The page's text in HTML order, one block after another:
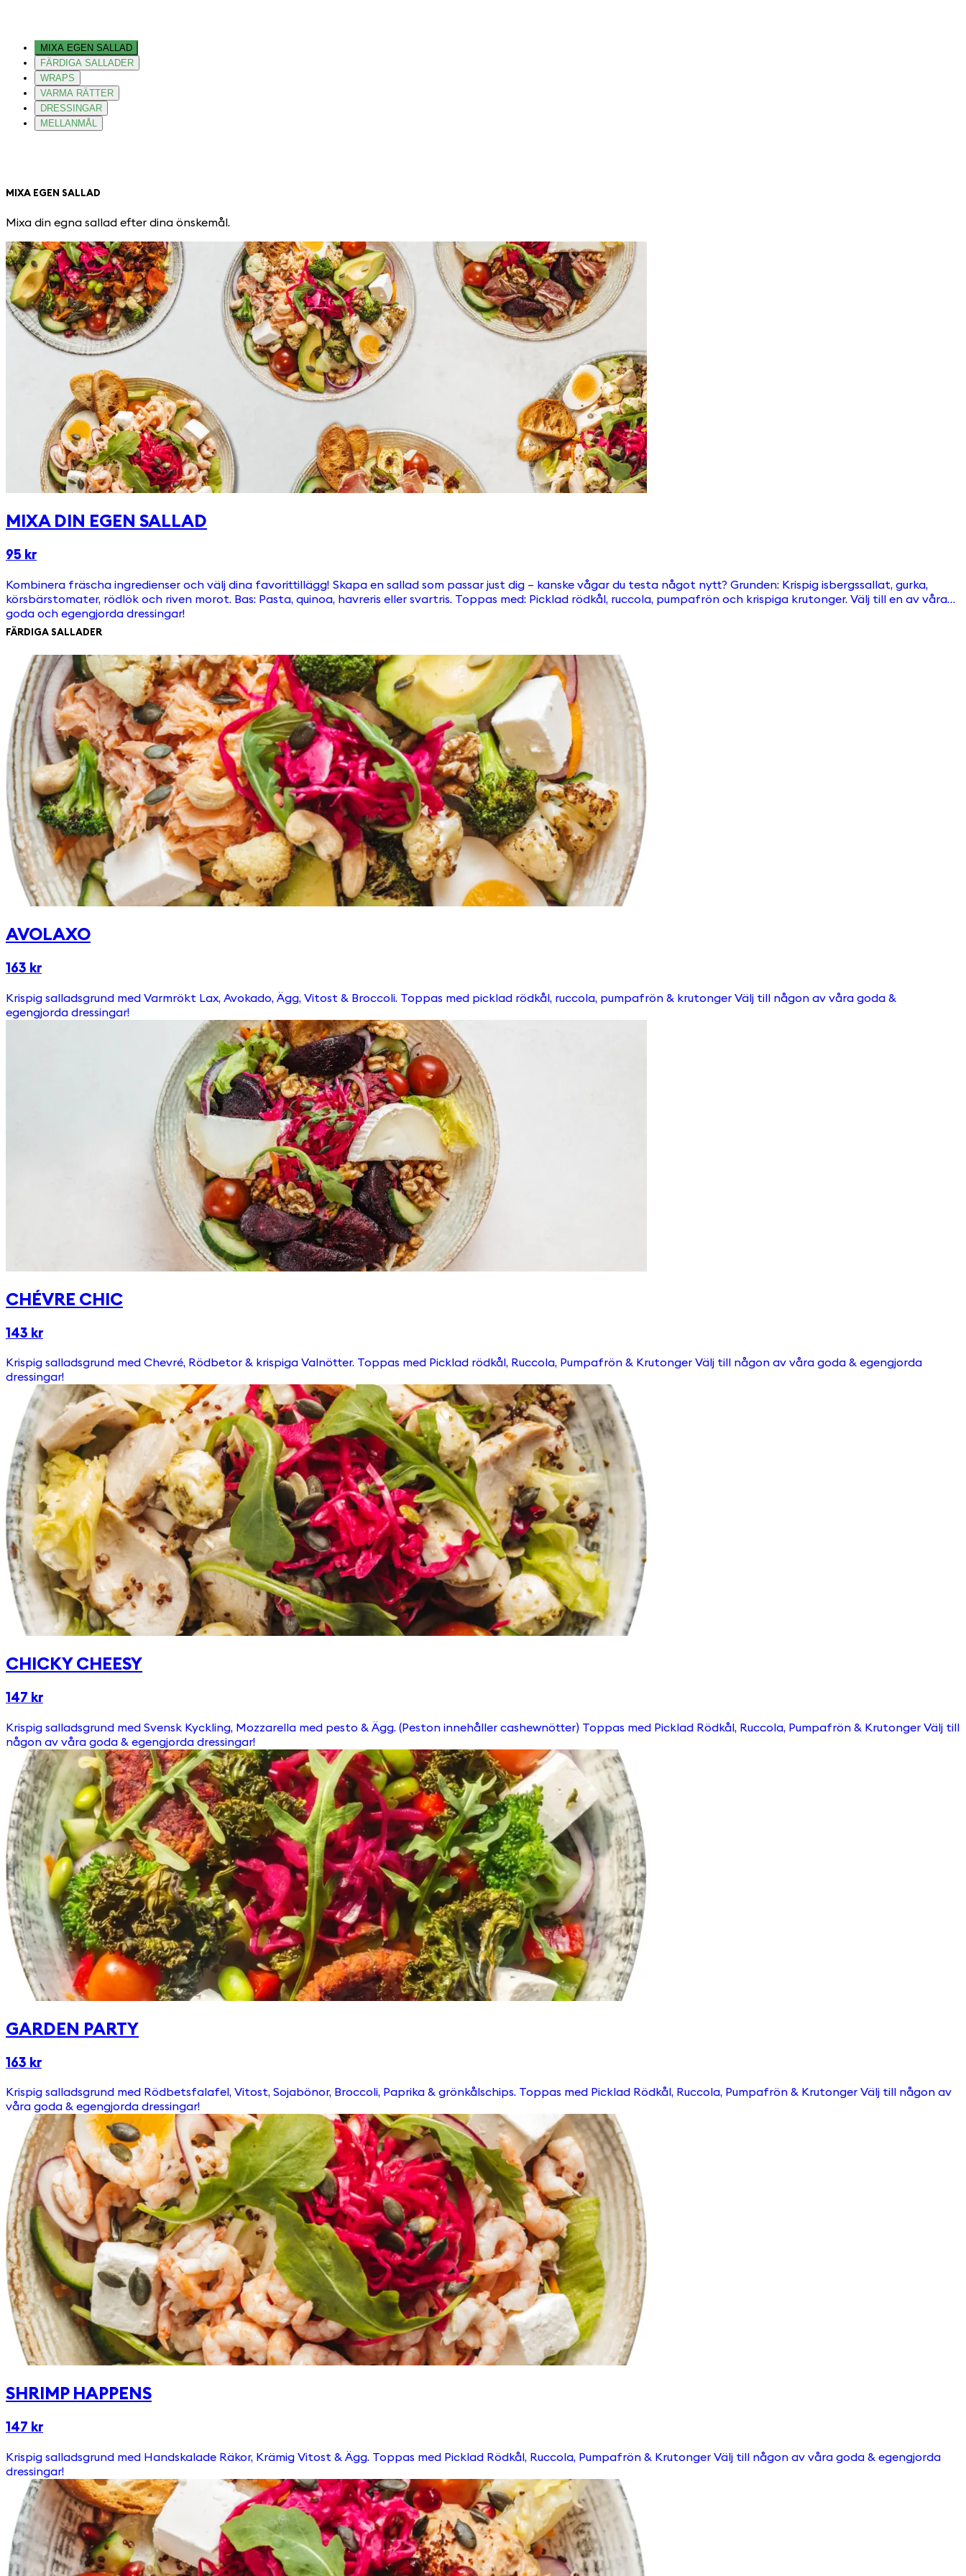
MIXA EGEN SALLAD
FÄRDIGA SALLADER
WRAPS
VARMA RÄTTER
DRESSINGAR
MELLANMÅL
MIXA EGEN SALLAD
Mixa din egna sallad efter dina önskemål.
MIXA DIN EGEN SALLAD
95 kr
Kombinera fräscha ingredienser och välj dina favorittillägg! Skapa en sallad som passar just dig – kanske vågar du testa något nytt? Grunden: Krispig isbergssallat, gurka,
körsbärstomater, rödlök och riven morot. Bas: Pasta, quinoa, havreris eller svartris. Toppas med: Picklad rödkål, ruccola, pumpafrön och krispiga krutonger. Välj till en av våra
goda och egengjorda dressingar!
FÄRDIGA SALLADER
AVOLAXO
163 kr
Krispig salladsgrund med Varmrökt Lax, Avokado, Ägg, Vitost & Broccoli. Toppas med picklad rödkål, ruccola, pumpafrön & krutonger Välj till någon av våra goda &
egengjorda dressingar!
CHÉVRE CHIC
143 kr
Krispig salladsgrund med Chevré, Rödbetor & krispiga Valnötter. Toppas med Picklad rödkål, Ruccola, Pumpafrön & Krutonger Välj till någon av våra goda & egengjorda
dressingar!
CHICKY CHEESY
147 kr
Krispig salladsgrund med Svensk Kyckling, Mozzarella med pesto & Ägg. (Peston innehåller cashewnötter) Toppas med Picklad Rödkål, Ruccola, Pumpafrön & Krutonger Välj till
någon av våra goda & egengjorda dressingar!
GARDEN PARTY
163 kr
Krispig salladsgrund med Rödbetsfalafel, Vitost, Sojabönor, Broccoli, Paprika & grönkålschips. Toppas med Picklad Rödkål, Ruccola, Pumpafrön & Krutonger Välj till någon av
våra goda & egengjorda dressingar!
SHRIMP HAPPENS
147 kr
Krispig salladsgrund med Handskalade Räkor, Krämig Vitost & Ägg. Toppas med Picklad Rödkål, Ruccola, Pumpafrön & Krutonger Välj till någon av våra goda & egengjorda
dressingar!